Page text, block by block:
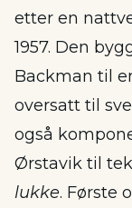
etter en
1957. Den
Backman til
oversatt til
også
Ørstavik til
lukke. Første